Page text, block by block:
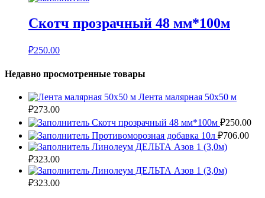
Скотч прозрачный 48 мм*100м
₽250.00
Недавно просмотренные товары
Лента малярная 50х50 м
₽273.00
Скотч прозрачный 48 мм*100м ₽250.00
Противоморозная добавка 10л ₽706.00
Линолеум ДЕЛЬТА Азов 1 (3,0м)
₽323.00
Линолеум ДЕЛЬТА Азов 1 (3,0м)
₽323.00